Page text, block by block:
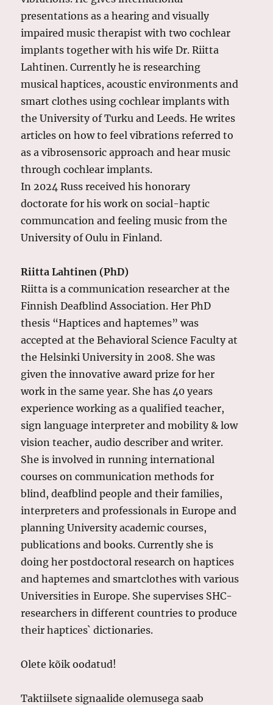
presentations as a hearing and visually
impaired music therapist with two cochlear
implants together with his wife Dr. Riitta
Lahtinen. Currently he is researching
musical haptices, acoustic environments and
smart clothes using cochlear implants with
the University of Turku and Leeds. He writes
articles on how to feel vibrations referred to
as a vibrosensoric approach and hear music
through cochlear implants.
In 2024 Russ received his honorary
doctorate for his work on social-haptic
communcation and feeling music from the
University of Oulu in Finland.
Riitta Lahtinen (PhD)
Riitta is a communication researcher at the
Finnish Deafblind Association. Her PhD
thesis “Haptices and haptemes” was
accepted at the Behavioral Science Faculty at
the Helsinki University in 2008. She was
given the innovative award prize for her
work in the same year. She has 40 years
experience working as a qualified teacher,
sign language interpreter and mobility & low
vision teacher, audio describer and writer.
She is involved in running international
courses on communication methods for
blind, deafblind people and their families,
interpreters and professionals in Europe and
planning University academic courses,
publications and books. Currently she is
doing her postdoctoral research on haptices
and haptemes and smartclothes with various
Universities in Europe. She supervises SHC-
researchers in different countries to produce
their haptices` dictionaries.
Olete kõik oodatud!
Taktiilsete signaalide olemusega saab